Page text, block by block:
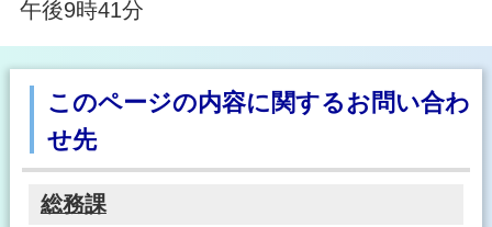
午後9時41分
このページの内容に関するお問い合わ
せ先
総務課